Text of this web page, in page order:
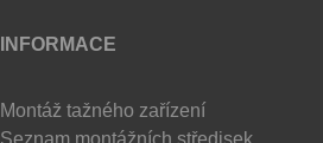
INFORMACE
Montáž tažného zařízení
Seznam montážních středisek